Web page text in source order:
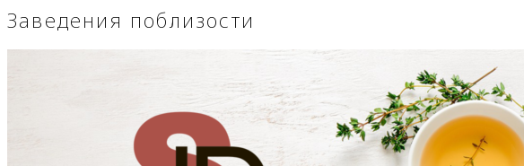
Заведения поблизости